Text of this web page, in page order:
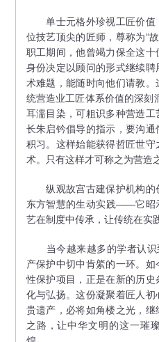
单士元格外珍视工匠价值
位技艺顶尖的匠师，尊称为“
职工期间，他曾竭力保全这
身份决定以顾问的形式继续
术难题，能随时向他们请教
统营造业工匠体系价值的深刻
耳濡目染，可粗识多种营造
长朱启钤倡导的指示，要沟
积习。这样始能获得哲匠世
术。只有这样才可称之为营造
纵观故宫古建保护机构的
东方智慧的生动实践——它昭
艺在制度中传承，让传统在实
当今越来越多的学者认识
产保护中切中肯綮的一环。
性保护项目，正是在新的历
化与弘扬。这份凝聚着匠人
贵遗产，必将如角楼之光，
之路，让中华文明的这一璀